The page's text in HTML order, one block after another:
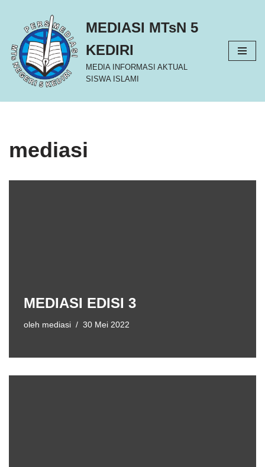
Lompat
ke
konten
MEDIASI MTsN 5
KEDIRI
MEDIA INFORMASI AKTUAL
SISWA ISLAMI
mediasi
MEDIASI EDISI 3
oleh mediasi 30 Mei 2022